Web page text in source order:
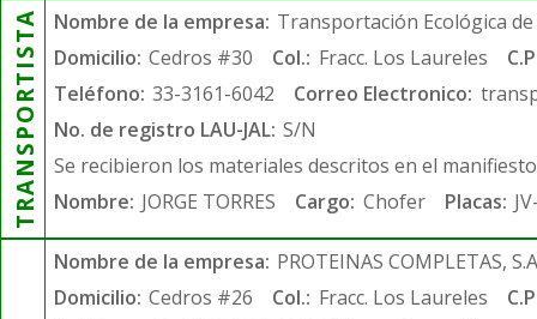
TRANSPORTISTA Nombre de la empresa: Transportación Ecológica de
Domicilio: Cedros #30 Col.: Fracc. Los Laureles
Teléfono: 33-3161-6042 Correo Electronico:
No. de registro LAU-JAL: S/N
Se recibieron los materiales descritos en el
Nombre: JORGE TORRES Cargo: Chofer Placas:
Nombre de la empresa: PROTEINAS COMPLETAS,
Domicilio: Cedros #26 Col.: Fracc. Los Laureles